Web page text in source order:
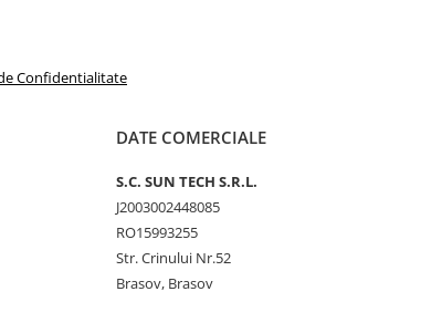
Confidentialitate
DATE COMERCIALE
S.C. SUN TECH S.R.L.
J2003002448085
RO15993255
Str. Crinului Nr.52
Brasov, Brasov